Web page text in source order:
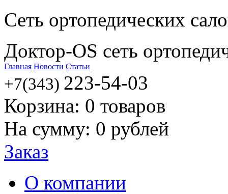
Сеть ортопедических
Доктор-OS сеть
Главная Новости Статьи
+7(343) 223-54-03
Корзина: 0 товаров
На сумму: 0 рублей
Заказ
О компании